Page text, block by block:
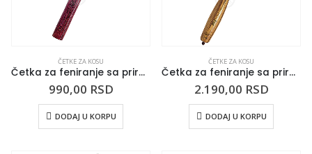
ČETKE ZA KOSU
Četka za feniranje sa prirodnom dlakom BURGUNDY 32mm
990,00 RSD
DODAJ U KORPU
ČETKE ZA KOSU
Četka za feniranje sa prirodnom dlakom ESSENCE 75mm
2.190,00 RSD
DODAJ U KORPU